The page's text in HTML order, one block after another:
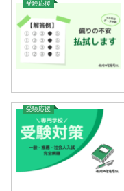
受験応援
受験応援